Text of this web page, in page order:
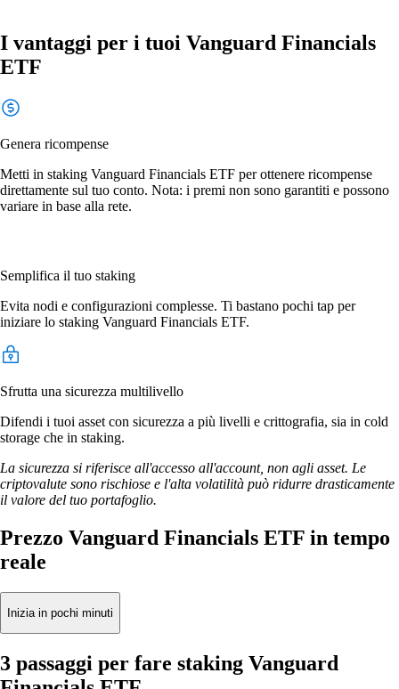
I vantaggi per i tuoi Vanguard Financials
ETF
Genera ricompense
Metti in staking Vanguard Financials ETF per ottenere ricompense
direttamente sul tuo conto. Nota: i premi non sono garantiti e possono
variare in base alla rete.
Semplifica il tuo staking
Evita nodi e configurazioni complesse. Ti bastano pochi tap per
iniziare lo staking Vanguard Financials ETF.
Sfrutta una sicurezza multilivello
Difendi i tuoi asset con sicurezza a più livelli e crittografia, sia in cold
storage che in staking.
La sicurezza si riferisce all'accesso all'account, non agli asset. Le
criptovalute sono rischiose e l'alta volatilità può ridurre drasticamente
il valore del tuo portafoglio.
Prezzo Vanguard Financials ETF in tempo
reale
Inizia in pochi minuti
3 passaggi per fare staking Vanguard